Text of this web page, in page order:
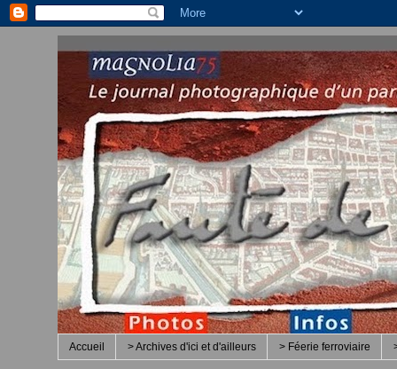
Accueil > Archives d'ici et d'ailleurs > Féerie ferroviaire